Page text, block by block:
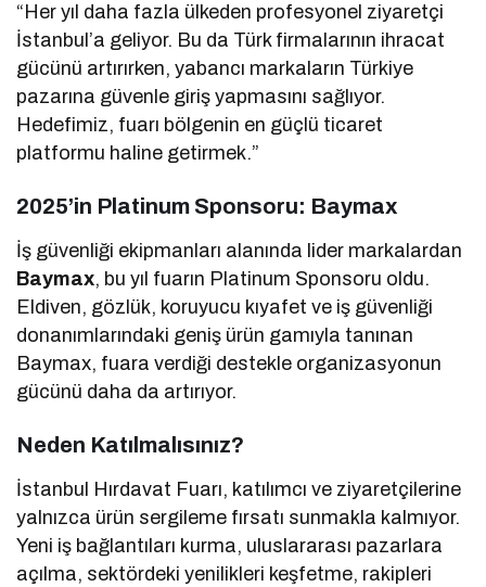
“Her yıl daha fazla ülkeden profesyonel ziyaretçi
İstanbul’a geliyor. Bu da Türk firmalarının ihracat
gücünü artırırken, yabancı markaların Türkiye
pazarına güvenle giriş yapmasını sağlıyor.
Hedefimiz, fuarı bölgenin en güçlü ticaret
platformu haline getirmek.”
2025’in Platinum Sponsoru: Baymax
İş güvenliği ekipmanları alanında lider markalardan
Baymax, bu yıl fuarın Platinum Sponsoru oldu.
Eldiven, gözlük, koruyucu kıyafet ve iş güvenliği
donanımlarındaki geniş ürün gamıyla tanınan
Baymax, fuara verdiği destekle organizasyonun
gücünü daha da artırıyor.
Neden Katılmalısınız?
İstanbul Hırdavat Fuarı, katılımcı ve ziyaretçilerine
yalnızca ürün sergileme fırsatı sunmakla kalmıyor.
Yeni iş bağlantıları kurma, uluslararası pazarlara
açılma, sektördeki yenilikleri keşfetme, rakipleri